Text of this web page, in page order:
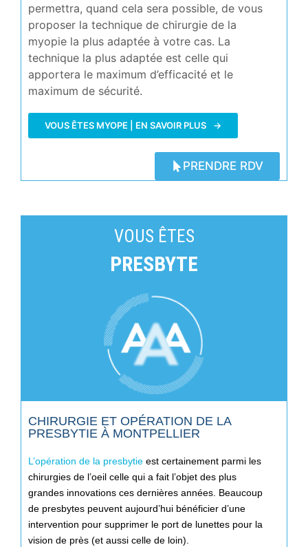
permettra, quand cela sera possible, de vous
proposer la technique de chirurgie de la
myopie la plus adaptée à votre cas. La
technique la plus adaptée est celle qui
apportera le maximum d’efficacité et le
maximum de sécurité.
VOUS ÊTES MYOPE | EN SAVOIR PLUS
PRENDRE RDV
VOUS ÊTES
PRESBYTE
CHIRURGIE ET OPÉRATION DE LA
PRESBYTIE À MONTPELLIER​
L’opération de la presbytie est certainement parmi les
chirurgies de l’oeil celle qui a fait l’objet des plus
grandes innovations ces dernières années. Beaucoup
de presbytes peuvent aujourd’hui bénéficier d’une
intervention pour supprimer le port de lunettes pour la
vision de près (et aussi celle de loin).